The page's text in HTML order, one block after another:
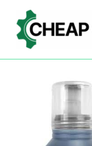
indholdet